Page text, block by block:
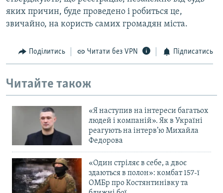
яких причин, буде проведено і робиться це,
звичайно, на користь самих громадян міста.
Поділитись Читати без VPN Підписатись
Читайте також
«Я наступив на інтереси багатьох
людей і компаній». Як в Україні
реагують на інтерв’ю Михайла
Федорова
«Один стріляє в себе, а двоє
здаються в полон»: комбат 157-ї
ОМБр про Костянтинівку та